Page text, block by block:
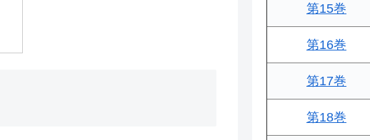
第15巻
第16巻
第17巻
第18巻